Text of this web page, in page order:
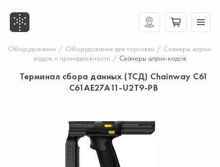
Оборудование / Оборудование для торговли / Сканеры штрих-
кодов и принадлежности / Сканеры штрих-кодов
Терминал сбора данных (ТСД) Chainway C61
C61AE27A11-U2T9-PB